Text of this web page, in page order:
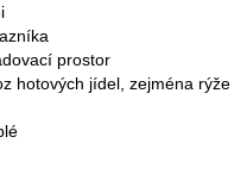
prostor
hotových jídel, zejména rýže